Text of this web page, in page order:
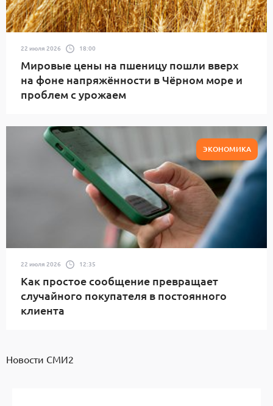
22 июля 2026 18:00
Мировые цены на пшеницу пошли вверх
на фоне напряжённости в Чёрном море и
проблем с урожаем
ЭКОНОМИКА
22 июля 2026 12:35
Как простое сообщение превращает
случайного покупателя в постоянного
клиента
Новости СМИ2